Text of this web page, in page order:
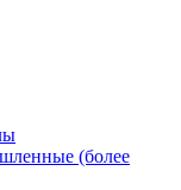
(более